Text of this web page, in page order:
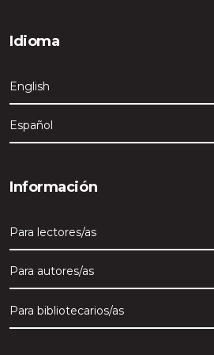
Idioma
English
Español
Información
Para lectores/as
Para autores/as
Para bibliotecarios/as